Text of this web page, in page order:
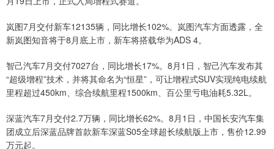
岚图7月交付新车12135辆，同比增长102%。岚图汽车方面透露，全
新岚图知音将于8月底上市，新车将搭载华为ADS 4。
智己汽车7月交付7027台，同比增长17%。8月1日，智己汽车发布其
“超级增程”技术，并将其命名为“恒星”，可让增程式SUV实现纯电续航
里程超过450km、综合续航里程1500km、百公里亏电油耗5.32L。
深蓝汽车7月交付2.7万辆，同比增长62%。8月1日，中国长安汽车集
团成立后深蓝品牌首款新车深蓝S05全球超长续航版上市，售价12.99
万元起。